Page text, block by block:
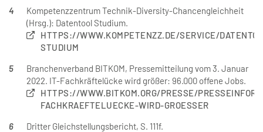
4
Kompetenzzentrum Technik-Diversity-Chancengleichheit
(Hrsg.): Datentool Studium.
HTTPS://WWW.KOMPETENZZ.DE/SERVICE/
STUDIUM
5
Branchenverband BITKOM, Pressemitteilung vom 3. Januar
2022. IT-Fachkräftelücke wird größer: 96.000 offene Jobs.
HTTPS://WWW.BITKOM.ORG/PRESSE/
FACHKRAEFTELUECKE-WIRD-GROESSER
6
Dritter Gleichstellungsbericht, S. 111f.